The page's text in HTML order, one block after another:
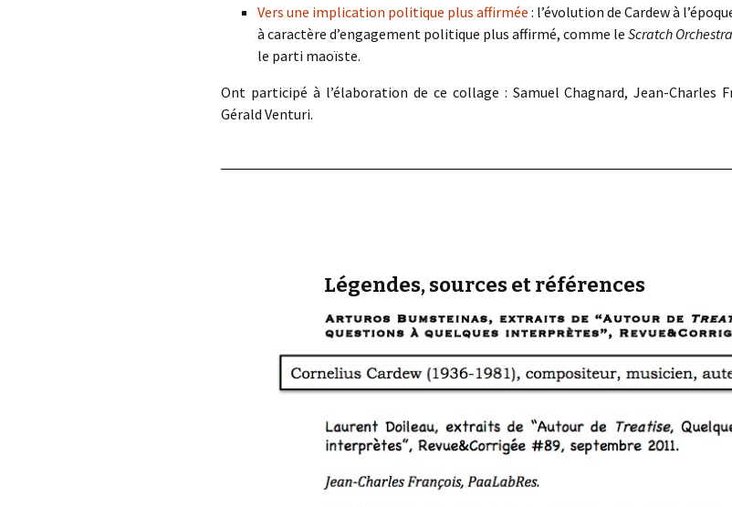
Vers une implication politique plus affirmée : l’évolution de Cardew à
à caractère d’engagement politique plus affirmé, comme le Scratch Orchestra
le parti maoïste.
Ont participé à l’élaboration de ce collage : Samuel Chagnard, Jean-Charles
Gérald Venturi.
Légendes, sources et références